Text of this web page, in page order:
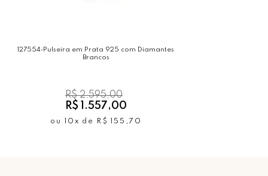
127554-Pulseira em Prata 925 com Diamantes
Brancos
R$ 2.595,00
R$ 1.557,00
ou 10x de R$ 155,70